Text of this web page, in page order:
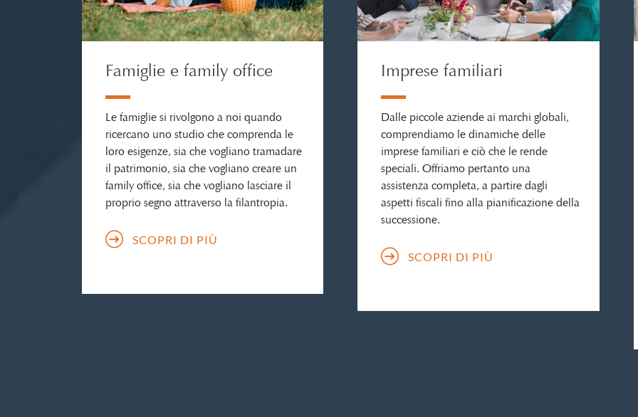
Famiglie e family office
Le famiglie si rivolgono a noi quando
ricercano uno studio che comprenda le
loro esigenze, sia che vogliano tramadare
il patrimonio, sia che vogliano creare un
family office, sia che vogliano lasciare il
proprio segno attraverso la filantropia.
SCOPRI DI PIÙ
Imprese familiari
Dalle piccole aziende ai marchi globali,
comprendiamo le dinamiche delle
imprese familiari e ciò che le rende
speciali. Offriamo pertanto una
assistenza completa, a partire dagli
aspetti fiscali fino alla pianificazione della
successione.
SCOPRI DI PIÙ